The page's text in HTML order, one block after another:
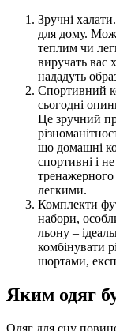
Зручні
для дому.
теплим чи
виручать вас
нададуть
Спортивний
сьогодні
Це зручний
що домашні
спортивні і
легкими.
Комплекти
набори,
льону –
комбінувати
шортами,
Яким одяг
Одяг для сну